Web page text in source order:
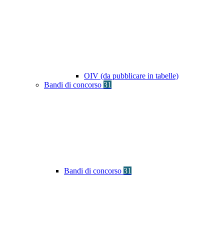
OIV (da pubblicare in tabelle)
Bandi di concorso 31
Bandi di concorso 31